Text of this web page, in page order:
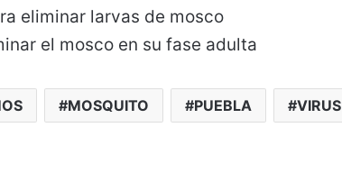
eliminar larvas de mosco
el mosco en su fase adulta
MOSQUITO PUEBLA VIRUS